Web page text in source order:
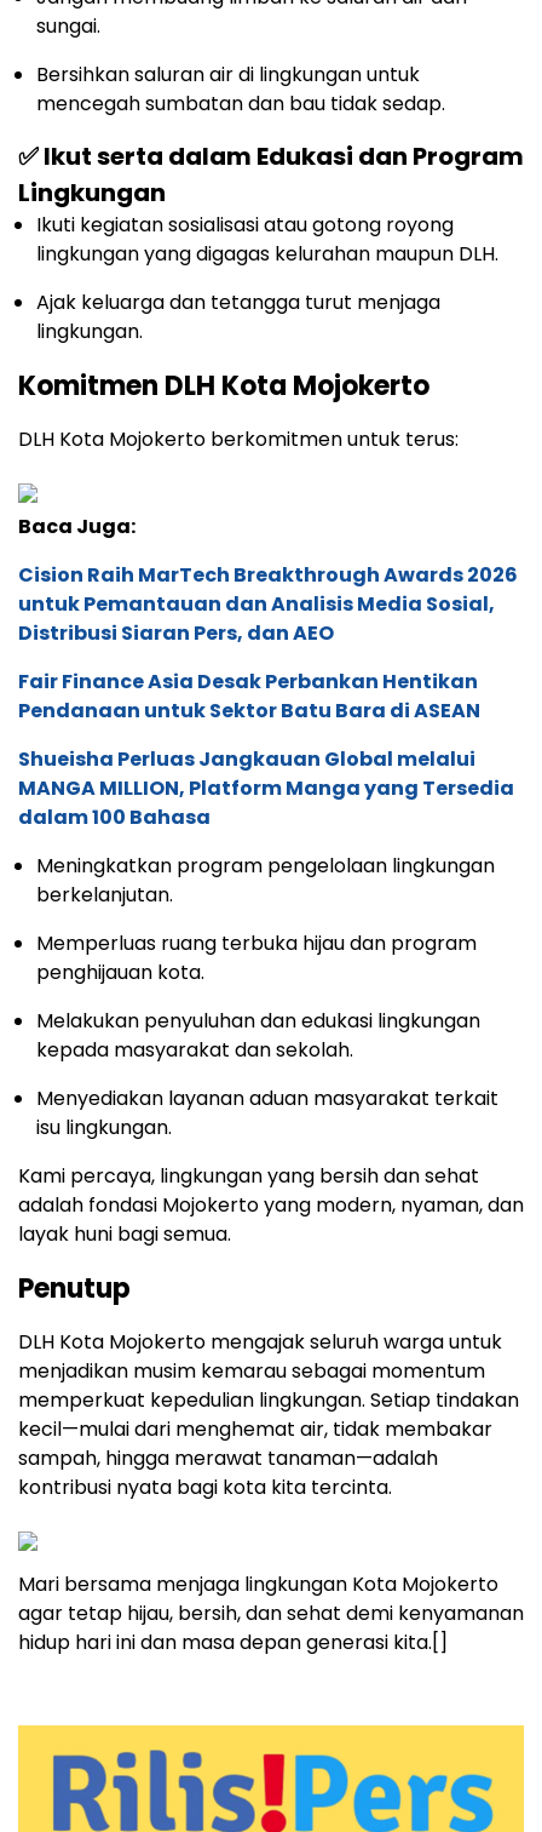
sungai.
Bersihkan saluran air di lingkungan untuk
mencegah sumbatan dan bau tidak sedap.
✅ Ikut serta dalam Edukasi dan Program
Lingkungan
Ikuti kegiatan sosialisasi atau gotong royong
lingkungan yang digagas kelurahan maupun DLH.
Ajak keluarga dan tetangga turut menjaga
lingkungan.
Komitmen DLH Kota Mojokerto
DLH Kota Mojokerto berkomitmen untuk terus:
Baca Juga:
Cision Raih MarTech Breakthrough Awards 2026
untuk Pemantauan dan Analisis Media Sosial,
Distribusi Siaran Pers, dan AEO
Fair Finance Asia Desak Perbankan Hentikan
Pendanaan untuk Sektor Batu Bara di ASEAN
Shueisha Perluas Jangkauan Global melalui
MANGA MILLION, Platform Manga yang Tersedia
dalam 100 Bahasa
Meningkatkan program pengelolaan lingkungan
berkelanjutan.
Memperluas ruang terbuka hijau dan program
penghijauan kota.
Melakukan penyuluhan dan edukasi lingkungan
kepada masyarakat dan sekolah.
Menyediakan layanan aduan masyarakat terkait
isu lingkungan.
Kami percaya, lingkungan yang bersih dan sehat
adalah fondasi Mojokerto yang modern, nyaman, dan
layak huni bagi semua.
Penutup
DLH Kota Mojokerto mengajak seluruh warga untuk
menjadikan musim kemarau sebagai momentum
memperkuat kepedulian lingkungan. Setiap tindakan
kecil—mulai dari menghemat air, tidak membakar
sampah, hingga merawat tanaman—adalah
kontribusi nyata bagi kota kita tercinta.
Mari bersama menjaga lingkungan Kota Mojokerto
agar tetap hijau, bersih, dan sehat demi kenyamanan
hidup hari ini dan masa depan generasi kita.[]